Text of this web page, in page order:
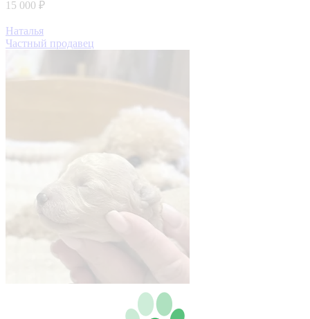
15 000 ₽
Наталья
Частный продавец